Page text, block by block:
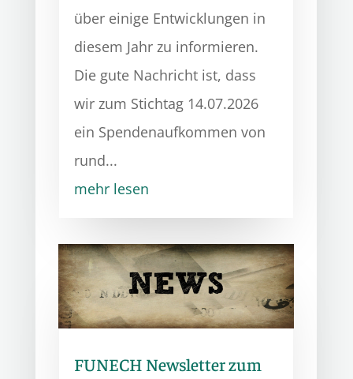
über einige Entwicklungen in
diesem Jahr zu informieren.
Die gute Nachricht ist, dass
wir zum Stichtag 14.07.2026
ein Spendenaufkommen von
rund...
mehr lesen
FUNECH Newsletter zum